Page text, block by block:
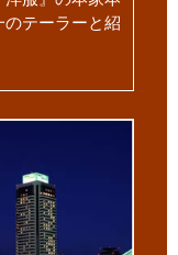
テーラーと紹